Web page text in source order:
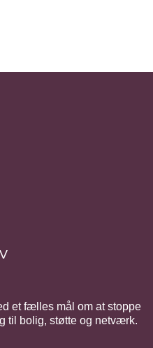
et fælles mål om at stoppe
til bolig, støtte og netværk.